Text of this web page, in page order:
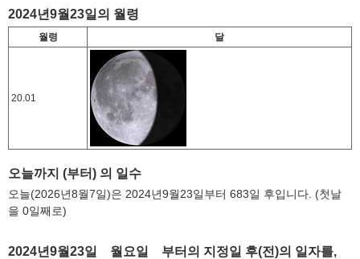
2024년9월23일의 월령
월령 달
20.01
오늘까지 (부터) 의 일수
오늘(2026년8월7일)은 2024년9월23일부터 683일 후입니다. (첫날
을 0일째로)
2024년9월23일 월요일 부터의 지정일 후(전)의 일자를,